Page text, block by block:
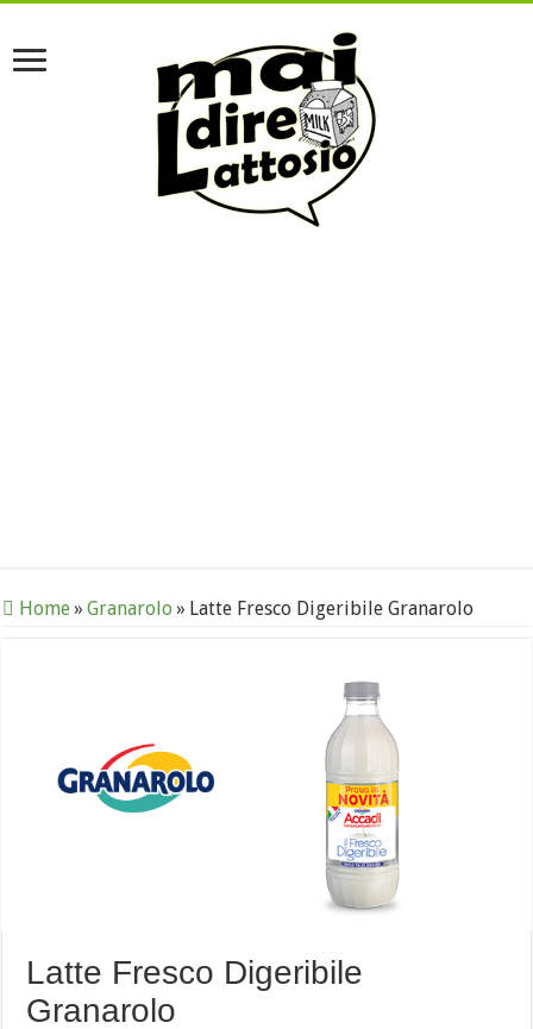
Home» Granarolo » Latte Fresco Digeribile Granarolo
Latte Fresco Digeribile
Granarolo